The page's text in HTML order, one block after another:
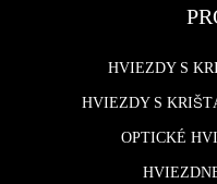
HVIEZDY S
HVIEZDY S
OPTICKÉ